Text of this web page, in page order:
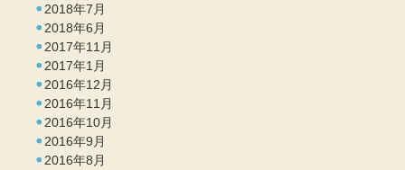
2018年7月
2018年6月
2017年11月
2017年1月
2016年12月
2016年11月
2016年10月
2016年9月
2016年8月